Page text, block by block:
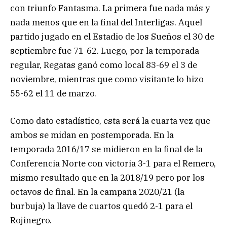
con triunfo Fantasma. La primera fue nada más y
nada menos que en la final del Interligas. Aquel
partido jugado en el Estadio de los Sueños el 30 de
septiembre fue 71-62. Luego, por la temporada
regular, Regatas ganó como local 83-69 el 3 de
noviembre, mientras que como visitante lo hizo
55-62 el 11 de marzo.
Como dato estadístico, esta será la cuarta vez que
ambos se midan en postemporada. En la
temporada 2016/17 se midieron en la final de la
Conferencia Norte con victoria 3-1 para el Remero,
mismo resultado que en la 2018/19 pero por los
octavos de final. En la campaña 2020/21 (la
burbuja) la llave de cuartos quedó 2-1 para el
Rojinegro.